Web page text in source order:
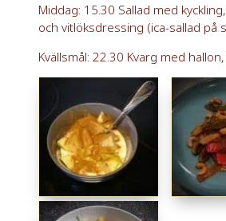
Middag: 15.30 Sallad med
och vitlöksdressing (ica-sallad på
Kvällsmål: 22.30 Kvarg med